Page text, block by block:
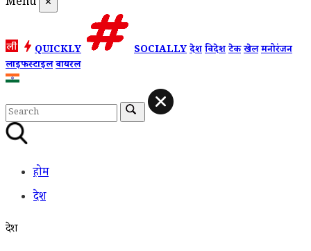
✕
QUICKLY SOCIALLYदेशविदेशटेकखेलमनोरंजन
लाइफस्टाइलवायरल
होम
देश
देश